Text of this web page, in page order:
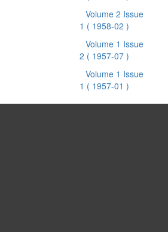
Volume 2 Issue
1 ( 1958-02 )
Volume 1 Issue
2 ( 1957-07 )
Volume 1 Issue
1 ( 1957-01 )